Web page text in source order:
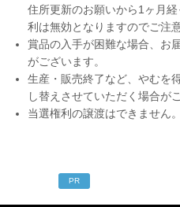
住所更新のお願いから1ヶ月
利は無効となりますのでご注
賞品の入手が困難な場合、お
がございます。
生産・販売終了など、やむを
し替えさせていただく場合が
当選権利の譲渡はできません。
PR